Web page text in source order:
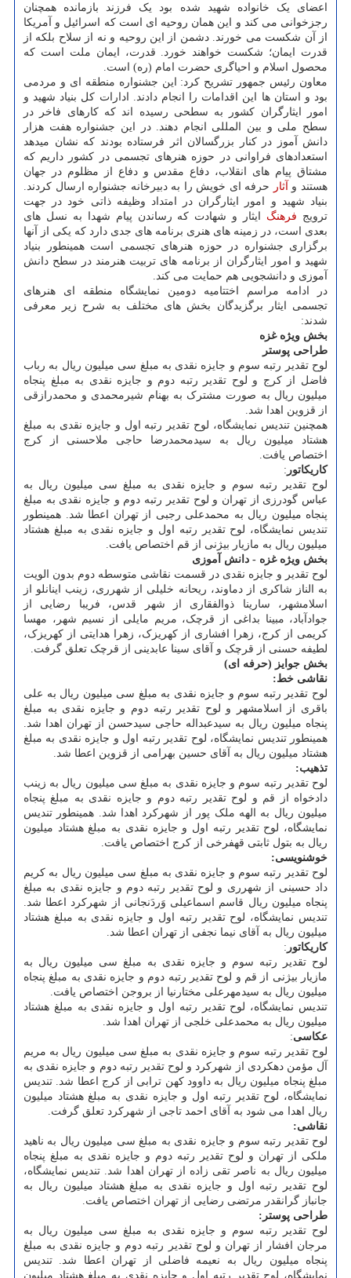
اعضای یک خانواده شهید شده بود یک فرزند بازمانده همچنان
رجزخوانی می کند و این همان روحیه ای است که اسرائیل و آمریکا
از آن شکست می خورند. دشمن از این روحیه و نه از سلاح بلکه از
قدرت ایمان؛ شکست خواهند خورد. قدرت، ایمان ملت است که
محصول اسلام و احیاگری حضرت امام (ره) است.
معاون رئیس جمهور تشریح کرد: این جشنواره منطقه ای و مردمی
بود و استان ها این اقدامات را انجام دادند. ادارات کل بنیاد شهید و
امور ایثارگران کشور به سطحی رسیده اند که کارهای فاخر در
سطح ملی و بین المللی انجام دهند. در این جشنواره هفت هزار
دانش آموز در کنار بزرگسالان اثر فرستاده بودند که نشان میدهد
استعدادهای فراوانی در حوزه هنرهای تجسمی در کشور داریم که
مشتاق پیام های انقلاب، دفاع مقدس و دفاع از مظلوم در جهان
هستند و آثار
حرفه ای خویش را به دبیرخانه جشنواره ارسال کردند.
بنیاد شهید و امور ایثارگران در امتداد وظیفه ذاتی خود در جهت
ترویج فرهنگ ایثار و شهادت که رساندن پیام شهدا به نسل های
بعدی است، در زمینه های هنری برنامه های جدی دارد که یکی از آنها
برگزاری جشنواره در حوزه هنرهای تجسمی است همینطور بنیاد
شهید و امور ایثارگران از برنامه های تربیت هنرمند در سطح دانش
آموزی و دانشجویی هم حمایت می کند.
در ادامه مراسم اختتامیه دومین نمایشگاه منطقه ای هنرهای
تجسمی ایثار برگزیدگان بخش های مختلف به شرح زیر معرفی
شدند:
بخش ویژه غزه
طراحی پوستر
لوح تقدیر رتبه سوم و جایزه نقدی به مبلغ سی میلیون ریال به رباب
فاضل از کرج و لوح تقدیر رتبه دوم و جایزه نقدی به مبلغ پنجاه
میلیون ریال به صورت مشترک به بهنام شیرمحمدی و محمدرازقی
از قزوین اهدا شد.
همچنین تندیس نمایشگاه، لوح تقدیر رتبه اول و جایزه نقدی به مبلغ
هشتاد میلیون ریال به سیدمحمدرضا حاجی ملاحسنی از کرج
اختصاص یافت.
کاریکاتور :
لوح تقدیر رتبه سوم و جایزه نقدی به مبلغ سی میلیون ریال به
عباس گودرزی از تهران و لوح تقدیر رتبه دوم و جایزه نقدی به مبلغ
پنجاه میلیون ریال به محمدعلی رجبی از تهران اعطا شد. همینطور
تندیس نمایشگاه، لوح تقدیر رتبه اول و جایزه نقدی به مبلغ هشتاد
میلیون ریال به مازیار بیژنی از قم اختصاص یافت.
بخش ویژه غزه - دانش آموزی
لوح تقدیر و جایزه نقدی در قسمت نقاشی متوسطه دوم بدون الویت
به الناز شاکری از دماوند، ریحانه خلیلی از شهرری، زینب اینانلو از
اسلامشهر، سارینا ذوالفقاری از شهر قدس، فریبا رضایی از
جوادآباد، مبینا بداغی از قرچک، مریم مایلی از نسیم شهر، مهسا
کریمی از کرج، زهرا افشاری از کهریزک، زهرا هدایتی از کهریزک،
لطیفه حسنی از قرچک و آقای سینا عابدینی از قرچک تعلق گرفت.
بخش جوایز (حرفه ای)
نقاشی خط:
لوح تقدیر رتبه سوم و جایزه نقدی به مبلغ سی میلیون ریال به علی
باقری از اسلامشهر و لوح تقدیر رتبه دوم و جایزه نقدی به مبلغ
پنجاه میلیون ریال به سیدعبداله حاجی سیدحسن از تهران اهدا شد.
همینطور تندیس نمایشگاه، لوح تقدیر رتبه اول و جایزه نقدی به مبلغ
هشتاد میلیون ریال به آقای حسین بهرامی از قزوین اعطا شد.
تذهیب:
لوح تقدیر رتبه سوم و جایزه نقدی به مبلغ سی میلیون ریال به زینب
دادخواه از قم و لوح تقدیر رتبه دوم و جایزه نقدی به مبلغ پنجاه
میلیون ریال به الهه ملک پور از شهرکرد اهدا شد. همینطور تندیس
نمایشگاه، لوح تقدیر رتبه اول و جایزه نقدی به مبلغ هشتاد میلیون
ریال به بتول ثابتی قهفرخی از کرج اختصاص یافت.
خوشنویسی:
لوح تقدیر رتبه سوم و جایزه نقدی به مبلغ سی میلیون ریال به کریم
داد حسینی از شهرری و لوح تقدیر رتبه دوم و جایزه نقدی به مبلغ
پنجاه میلیون ریال قاسم اسماعیلی وَردَنجانی از شهرکرد اعطا شد.
تندیس نمایشگاه، لوح تقدیر رتبه اول و جایزه نقدی به مبلغ هشتاد
میلیون ریال به آقای نیما نجفی از تهران اعطا شد.
کاریکاتور :
لوح تقدیر رتبه سوم و جایزه نقدی به مبلغ سی میلیون ریال به
مازیار بیژنی از قم و لوح تقدیر رتبه دوم و جایزه نقدی به مبلغ پنجاه
میلیون ریال به سیدمهرعلی مختارنیا از بروجن اختصاص یافت.
تندیس نمایشگاه، لوح تقدیر رتبه اول و جایزه نقدی به مبلغ هشتاد
میلیون ریال به محمدعلی خلجی از تهران اهدا شد.
عکاسی:
لوح تقدیر رتبه سوم و جایزه نقدی به مبلغ سی میلیون ریال به مریم
آل مؤمن دهکردی از شهرکرد و لوح تقدیر رتبه دوم و جایزه نقدی به
مبلغ پنجاه میلیون ریال به داوود کهن ترابی از کرج اعطا شد. تندیس
نمایشگاه، لوح تقدیر رتبه اول و جایزه نقدی به مبلغ هشتاد میلیون
ریال اهدا می شود به آقای احمد تاجی از شهرکرد تعلق گرفت.
نقاشی:
لوح تقدیر رتبه سوم و جایزه نقدی به مبلغ سی میلیون ریال به ناهید
ملکی از تهران و لوح تقدیر رتبه دوم و جایزه نقدی به مبلغ پنجاه
میلیون ریال به ناصر تقی زاده از تهران اهدا شد. تندیس نمایشگاه،
لوح تقدیر رتبه اول و جایزه نقدی به مبلغ هشتاد میلیون ریال به
جانباز گرانقدر مرتضی رضایی از تهران اختصاص یافت.
طراحی پوستر:
لوح تقدیر رتبه سوم و جایزه نقدی به مبلغ سی میلیون ریال به
مرجان افشار از تهران و لوح تقدیر رتبه دوم و جایزه نقدی به مبلغ
پنجاه میلیون ریال به نعیمه فاضلی از تهران اعطا شد. تندیس
نمایشگاه، لوح تقدیر رتبه اول و جایزه نقدی به مبلغ هشتاد میلیون